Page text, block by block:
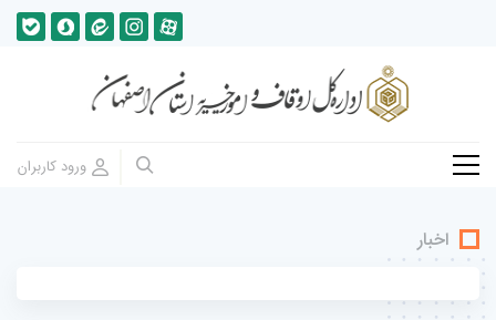
اخبار